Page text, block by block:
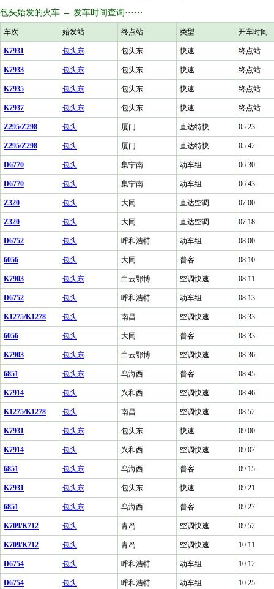
包头始发的火车 → 发车时间查询······
车次 始发站 终点站 类型 开车时间
K7931 包头东 包头东 快速 终点站
K7933 包头东 包头东 快速 终点站
K7935 包头东 包头东 快速 终点站
K7937 包头东 包头东 快速 终点站
Z295/Z298 包头 厦门 直达特快 05:23
Z295/Z298 包头 厦门 直达特快 05:42
D6770 包头 集宁南 动车组 06:30
D6770 包头 集宁南 动车组 06:43
Z320 包头 大同 直达空调 07:00
Z320 包头 大同 直达空调 07:18
D6752 包头 呼和浩特 动车组 08:00
6056 包头 大同 普客 08:10
K7903 包头东 白云鄂博 空调快速 08:11
D6752 包头 呼和浩特 动车组 08:13
K1275/K1278 包头 南昌 空调快速 08:33
6056 包头 大同 普客 08:33
K7903 包头东 白云鄂博 空调快速 08:36
6851 包头东 乌海西 普客 08:45
K7914 包头 兴和西 空调快速 08:46
K1275/K1278 包头 南昌 空调快速 08:52
K7931 包头东 包头东 快速 09:00
K7914 包头 兴和西 空调快速 09:07
6851 包头东 乌海西 普客 09:15
K7931 包头东 包头东 快速 09:21
6851 包头东 乌海西 普客 09:27
K709/K712 包头 青岛 空调快速 09:52
K709/K712 包头 青岛 空调快速 10:11
D6754 包头 呼和浩特 动车组 10:12
D6754 包头 呼和浩特 动车组 10:25